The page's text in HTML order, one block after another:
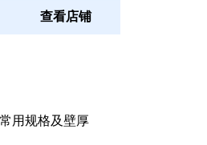
查看店铺
用规格及壁厚